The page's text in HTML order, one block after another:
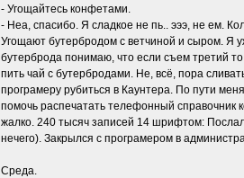
- Угощайтесь конфетами.
- Неа, спасибо. Я сладкое не пь.. эээ, не ем.
Угощают бутербродом с ветчиной и сыром. Я
бутерброда понимаю, что если съем третий
пить чай с бутербродами. Не, всё, пора
програмеру рубиться в Каунтера. По пути
помочь распечатать телефонный
жалко. 240 тысяч записей 14 шрифтом:
нечего). Закрылся с програмером в
Среда.